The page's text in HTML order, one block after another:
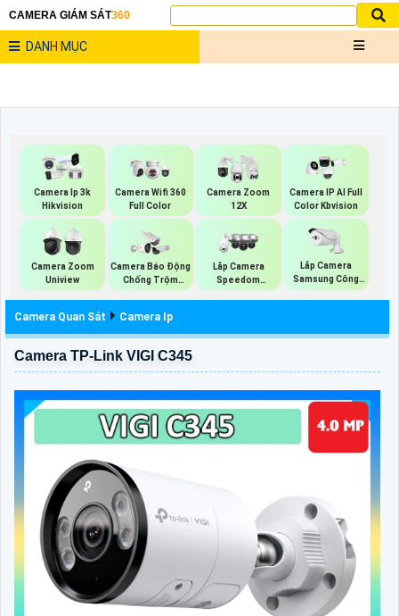
CAMERA GIÁM SÁT360
DANH MỤC
Camera Ip 3k
Hikvision
Camera Wifi 360
Full Color
Camera Zoom
12X
Camera IP AI Full
Color Kbvision
Camera Zoom
Uniview
Camera Báo Động
Chống Trộm
Hikvision
Lắp Camera
Speedom
Vantech
Lắp Camera
Samsung Công
Nghệ AI
Camera Quan Sát Camera Ip
Camera TP-Link VIGI C345